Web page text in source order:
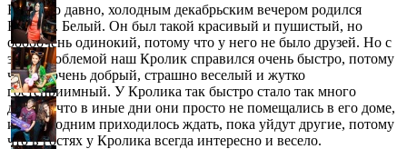
Когда-то давно, холодным декабрьским вечером родился
Кролик. Белый. Он был такой красивый и пушистый, но
ооооочень одинокий, потому что у него не было друзей. Но с
этой проблемой наш Кролик справился очень быстро, потому
что он очень добрый, страшно веселый и жутко
гостеприимный. У Кролика так быстро стало так много
друзей, что в иные дни они просто не помещались в его доме,
и тогда одним приходилось ждать, пока уйдут другие, потому
что в гостях у Кролика всегда интересно и весело.